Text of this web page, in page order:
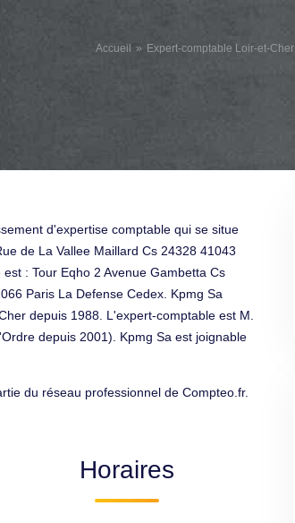
Accueil Expert-comptable Loir-et-Cher
d'expertise comptable qui se situe
de La Vallee Maillard Cs 24328 41043
: Tour Eqho 2 Avenue Gambetta Cs
Paris La Defense Cedex. Kpmg Sa
depuis 1988. L'expert-comptable est M.
depuis 2001). Kpmg Sa est joignable
du réseau professionnel de Compteo.fr.
Horaires